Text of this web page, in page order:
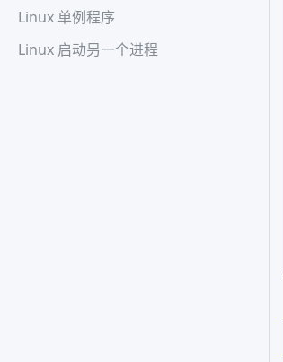
Linux 单例程序
Linux 启动另一个进程